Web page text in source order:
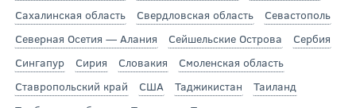
Сахалинская область
Свердловская область
Севастополь
Северная Осетия — Алания
Сейшельские Острова
Сербия
Сингапур
Сирия Словакия
Смоленская область
Ставропольский край
США Таджикистан
Таиланд